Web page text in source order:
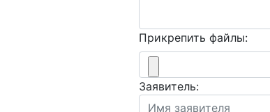
Прикрепить файлы:
Заявитель: